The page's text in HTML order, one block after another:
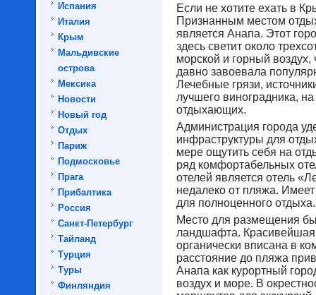
Испания
Италия
Крым
Мальдивские
острова
Мексика
Новости
Новый год
Отдых
Париж
Подмосковье
Прага
Прибалтика
Россия
Санкт-Петербург
Тайланд
Турция
Туры
Финляндия
Если не хотите ехать в
Признанным местом
является Анапа. Этот
здесь светит около
морской и горный
давно завоевала
Лечебные грязи,
лучшего виноградника,
отдыхающих.
Администрация города
инфраструктуры для
мере ощутить себя на
ряд комфортабельных
отелей является отель
недалеко от пляжа.
для полноценного отдыха.
Место для размещения
ландшафта.
органически вписана в
расстояние до пляжа
Анапа как курортный
воздух и море. В